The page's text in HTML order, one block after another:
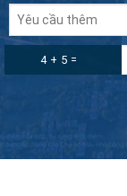
4 + 5 =